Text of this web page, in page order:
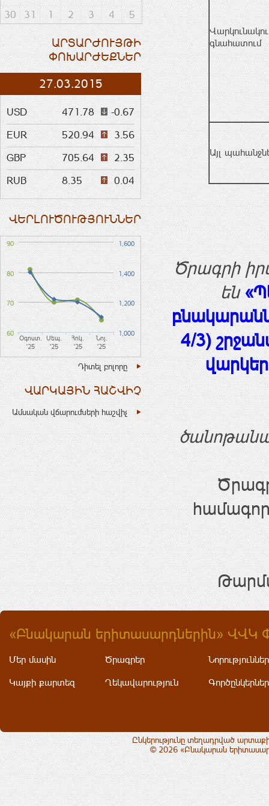
30
31 1 2 3 4 5
ԱՐՏԱՐԺՈՒՅԹԻ
ՓՈԽԱՐԺԵՔՆԵՐ
27.03.2015
USD 471.78
-0.67
EUR
520.94
3.56
GBP
705.64
2.35
RUB
8.35 0.04
ՎԵՐԼՈՒԾՈՒԹՅՈՒՆՆԵՐ
Օգոստ.
'25
Սեպ.
'25
Հոկ.
'25
Նոյ.
'25
60
70
80
90
1,000
1,200
1,400
1,600
Դիտել բոլորը
ՎԱՐԿԱՅԻՆ ՀԱՇՎԻՉ
Ամսական վճարումների հաշվիչ
գնահատում
Այլ
Ծրագրի
են
4/3)
«Բնակարան երիտասարդներին» ՎՎԿ
Մեր մասին
Կայքի քարտեզ
Ծրագրեր
Ղեկավարություն
Նորություններ
Գործընկերներ
Ընկերությունը տեղադրված
© 2026 «Բնակարան